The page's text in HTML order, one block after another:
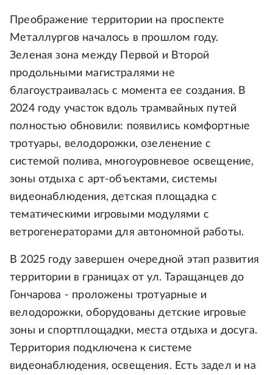
Преображение территории на проспекте
Металлургов началось в прошлом году.
Зеленая зона между Первой и Второй
продольными магистралями не
благоустраивалась с момента ее создания. В
2024 году участок вдоль трамвайных путей
полностью обновили: появились комфортные
тротуары, велодорожки, озеленение с
системой полива, многоуровневое освещение,
зоны отдыха с арт-объектами, системы
видеонаблюдения, детская площадка с
тематическими игровыми модулями с
ветрогенераторами для автономной работы.
В 2025 году завершен очередной этап развития
территории в границах от ул. Таращанцев до
Гончарова - проложены тротуарные и
велодорожки, оборудованы детские игровые
зоны и спортплощадки, места отдыха и досуга.
Территория подключена к системе
видеонаблюдения, освещения. Есть задел и на